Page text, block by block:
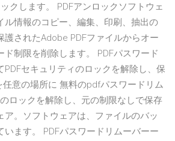
クします。 PDFアンロックソフトウェ
ル情報のコピー、編集、印刷、抽出の
護されたAdobe PDFファイルからオー
制限を削除します。 PDFパスワード
PDFセキュリティのロックを解除し、保
任意の場所に 無料のpdfパスワードリム
ロックを解除し、元の制限なしで保存
ア。ソフトウェアは、ファイルのバッ
います。 PDFパスワードリムーバーー